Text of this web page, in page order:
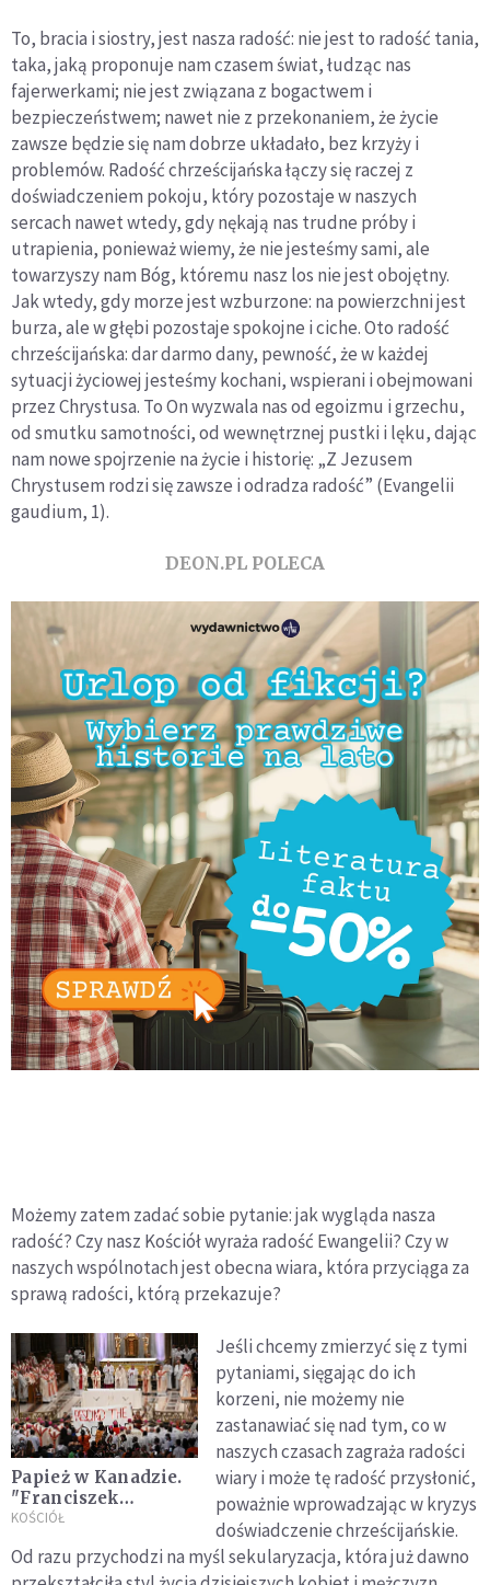
To, bracia i siostry, jest nasza radość: nie jest to radość tania,
taka, jaką proponuje nam czasem świat, łudząc nas
fajerwerkami; nie jest związana z bogactwem i
bezpieczeństwem; nawet nie z przekonaniem, że życie
zawsze będzie się nam dobrze układało, bez krzyży i
problemów. Radość chrześcijańska łączy się raczej z
doświadczeniem pokoju, który pozostaje w naszych
sercach nawet wtedy, gdy nękają nas trudne próby i
utrapienia, ponieważ wiemy, że nie jesteśmy sami, ale
towarzyszy nam Bóg, któremu nasz los nie jest obojętny.
Jak wtedy, gdy morze jest wzburzone: na powierzchni jest
burza, ale w głębi pozostaje spokojne i ciche. Oto radość
chrześcijańska: dar darmo dany, pewność, że w każdej
sytuacji życiowej jesteśmy kochani, wspierani i obejmowani
przez Chrystusa. To On wyzwala nas od egoizmu i grzechu,
od smutku samotności, od wewnętrznej pustki i lęku, dając
nam nowe spojrzenie na życie i historię: „Z Jezusem
Chrystusem rodzi się zawsze i odradza radość” (Evangelii
gaudium, 1).
DEON.PL POLECA
Możemy zatem zadać sobie pytanie: jak wygląda nasza
radość? Czy nasz Kościół wyraża radość Ewangelii? Czy w
naszych wspólnotach jest obecna wiara, która przyciąga za
sprawą radości, którą przekazuje?
Papież w Kanadzie.
"Franciszek
powraca do
szacunku Kościoła
KOŚCIÓŁ
Jeśli chcemy zmierzyć się z tymi
pytaniami, sięgając do ich
korzeni, nie możemy nie
zastanawiać się nad tym, co w
naszych czasach zagraża radości
wiary i może tę radość przysłonić,
poważnie wprowadzając w kryzys
doświadczenie chrześcijańskie.
Od razu przychodzi na myśl sekularyzacja, która już dawno